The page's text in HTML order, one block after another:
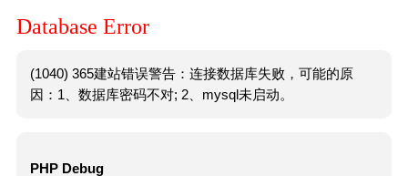
Database Error
(1040) 365建站错误警告：连接数据库失败，可能的原
因：1、数据库密码不对; 2、mysql未启动。
PHP Debug